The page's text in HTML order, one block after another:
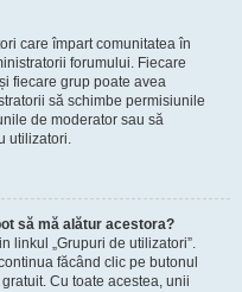
care împart comunitatea în
forumului. Fiecare
fiecare grup poate avea
să schimbe permisiunile
de moderator sau să
utilizatori.
să mă alătur acestora?
linkul „Grupuri de utilizatori”.
făcând clic pe butonul
Cu toate acestea, unii